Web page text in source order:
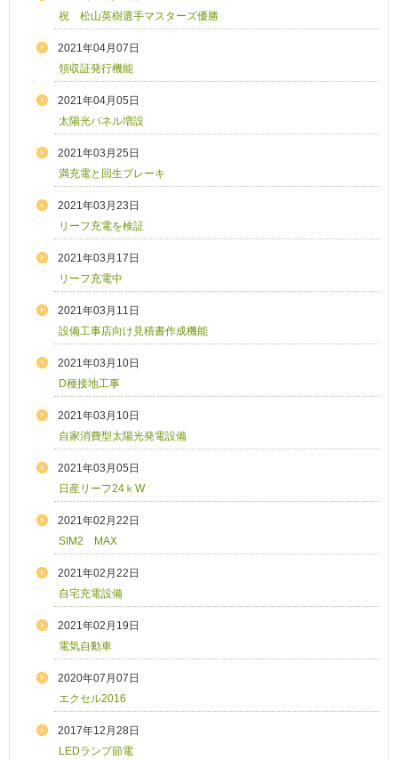
祝 松山英樹選手マスターズ優勝
2021年04月07日
領収証発行機能
2021年04月05日
太陽光パネル増設
2021年03月25日
満充電と回生ブレーキ
2021年03月23日
リーフ充電を検証
2021年03月17日
リーフ充電中
2021年03月11日
設備工事店向け見積書作成機能
2021年03月10日
D種接地工事
2021年03月10日
自家消費型太陽光発電設備
2021年03月05日
日産リーフ24ｋW
2021年02月22日
SIM2 MAX
2021年02月22日
自宅充電設備
2021年02月19日
電気自動車
2020年07月07日
エクセル2016
2017年12月28日
LEDランプ節電